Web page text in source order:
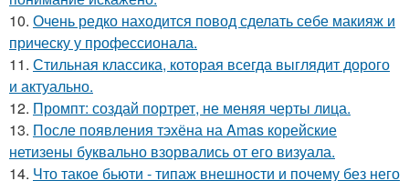
10. Очень редко находится повод сделать себе макияж и
прическу у профессионала.
11. Стильная классика, которая всегда выглядит дорого
и актуально.
12. Промпт: создай портрет, не меняя черты лица.
13. После появления тэхёна на Amas корейские
нетизены буквально взорвались от его визуала.
14. Что такое бьюти - типаж внешности и почему без него